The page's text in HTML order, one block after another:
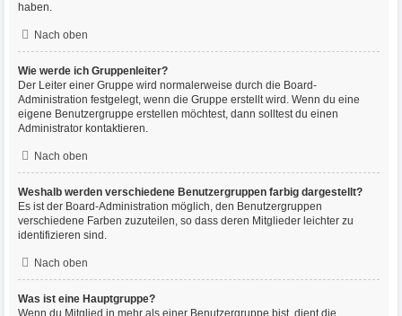
haben.
Nach oben
Wie werde ich Gruppenleiter?
Der Leiter einer Gruppe wird normalerweise durch die Board-
Administration festgelegt, wenn die Gruppe erstellt wird. Wenn du eine
eigene Benutzergruppe erstellen möchtest, dann solltest du einen
Administrator kontaktieren.
Nach oben
Weshalb werden verschiedene Benutzergruppen farbig dargestellt?
Es ist der Board-Administration möglich, den Benutzergruppen
verschiedene Farben zuzuteilen, so dass deren Mitglieder leichter zu
identifizieren sind.
Nach oben
Was ist eine Hauptgruppe?
Wenn du Mitglied in mehr als einer Benutzergruppe bist, dient die